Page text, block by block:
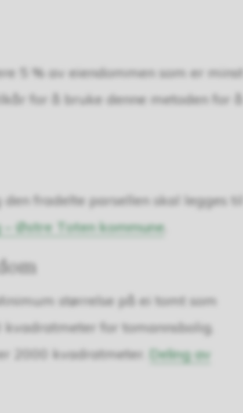
5 % av eiendommen som er minst
for å bruke denne metoden for å
fradelte parsellen skal legges til
Østre Toten kommune
størrelse på ei tomt som
for tomannsbolig.
2000 kvadratmeter.
Deling av